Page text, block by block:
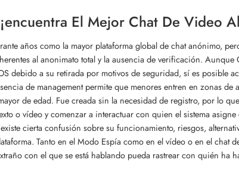
El Mejor Chat De Video
años como la mayor plataforma global de chat anónimo,
al anonimato total y la ausencia de verificación.
debido a su retirada por motivos de seguridad, sí es posible
de management permite que menores entren en zonas
de edad. Fue creada sin la necesidad de registro, por lo
o vídeo y comenzar a interactuar con quien el sistema
cierta confusión sobre su funcionamiento, riesgos,
Tanto en el Modo Espía como en el vídeo o en el chat
con el que se está hablando pueda rastrear con quién ha